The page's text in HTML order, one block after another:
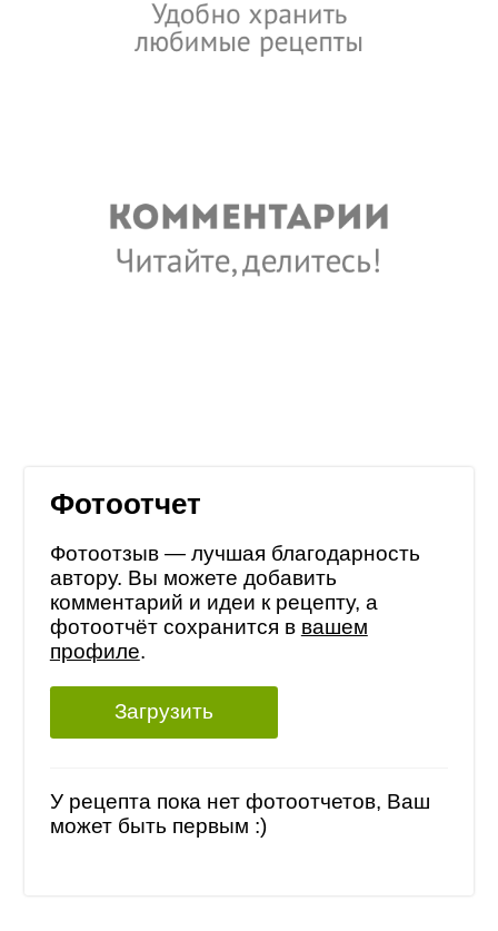
Фотоотчет
Фотоотзыв — лучшая благодарность
автору. Вы можете добавить
комментарий и идеи к рецепту, а
фотоотчёт сохранится в вашем
профиле.
Загрузить
У рецепта пока нет фотоотчетов, Ваш
может быть первым :)